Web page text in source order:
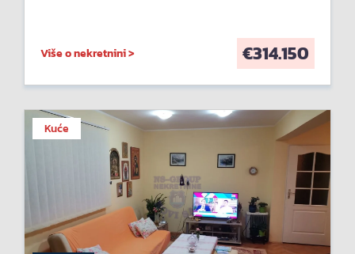
Više o nekretnini > €314.150
Kuće